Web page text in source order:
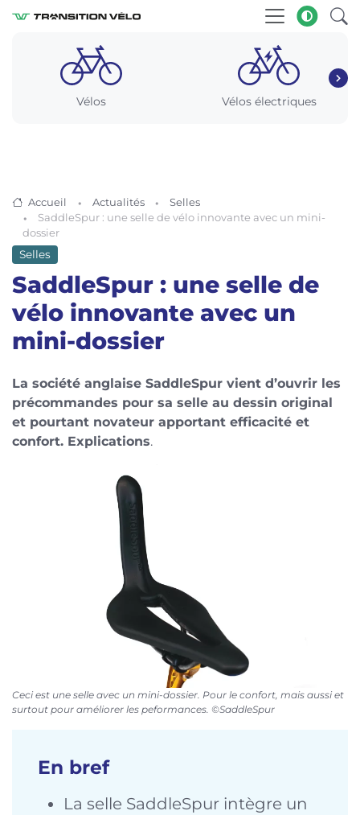
Vélos Vélos électriques
Accueil Actualités
Selles
SaddleSpur : une selle de vélo innovante avec un mini-
dossier
Selles
SaddleSpur : une selle de
vélo innovante avec un
mini-dossier
La société anglaise SaddleSpur vient d’ouvrir les
précommandes pour sa selle au dessin original
et pourtant novateur apportant efficacité et
confort. Explications.
Ceci est une selle avec un mini-dossier. Pour le confort, mais aussi et
surtout pour améliorer les peformances. ©SaddleSpur
En bref
La selle SaddleSpur intègre un